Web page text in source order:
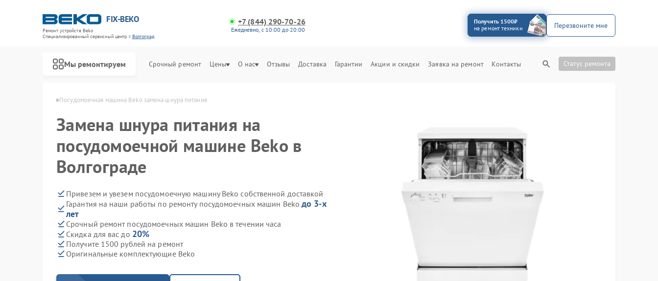
FIX-BEKO
Ремонт устройств Beko
Специализированный cервисный центр г.Волгоград
+7 (844) 290-70-26
Ежедневно, с 10:00 до 20:00
Получить 1500₽
на ремонт техники
Перезвоните мне
Мы ремонтируем Срочный ремонт Цены О нас Отзывы Доставка Гарантии Акции и скидки Заявка на ремонт Контакты Статус ремонта
в Волгограде Посудомоечная машина Beko замена шнура питания
Замена шнура питания на
посудомоечной машине Beko в
Волгограде
Привезем и увезем посудомоечную машину Beko собственной доставкой
Гарантия на наши работы по ремонту посудомоечных машин Beko до 3-х
лет
Срочный ремонт посудомоечных машин Beko в течении часа
Скидка для вас до 20%
Получите 1500 рублей на ремонт
Оригинальные комплектующие Beko